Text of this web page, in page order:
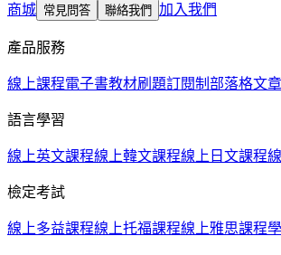
商城 常見問答 聯絡我們 加入我們
產品服務
線上課程電子書教材刷題訂閱制 部落格文章
語言學習
線上英文課程線上韓文課程線上日文課程
檢定考試
線上多益課程線上托福課程線上雅思課程